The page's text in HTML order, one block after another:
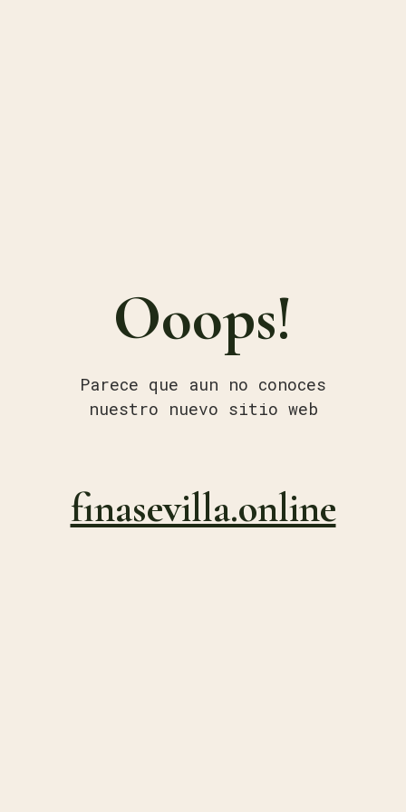
Ooops!
Parece que aun no conoces
nuestro nuevo sitio web
finasevilla.online